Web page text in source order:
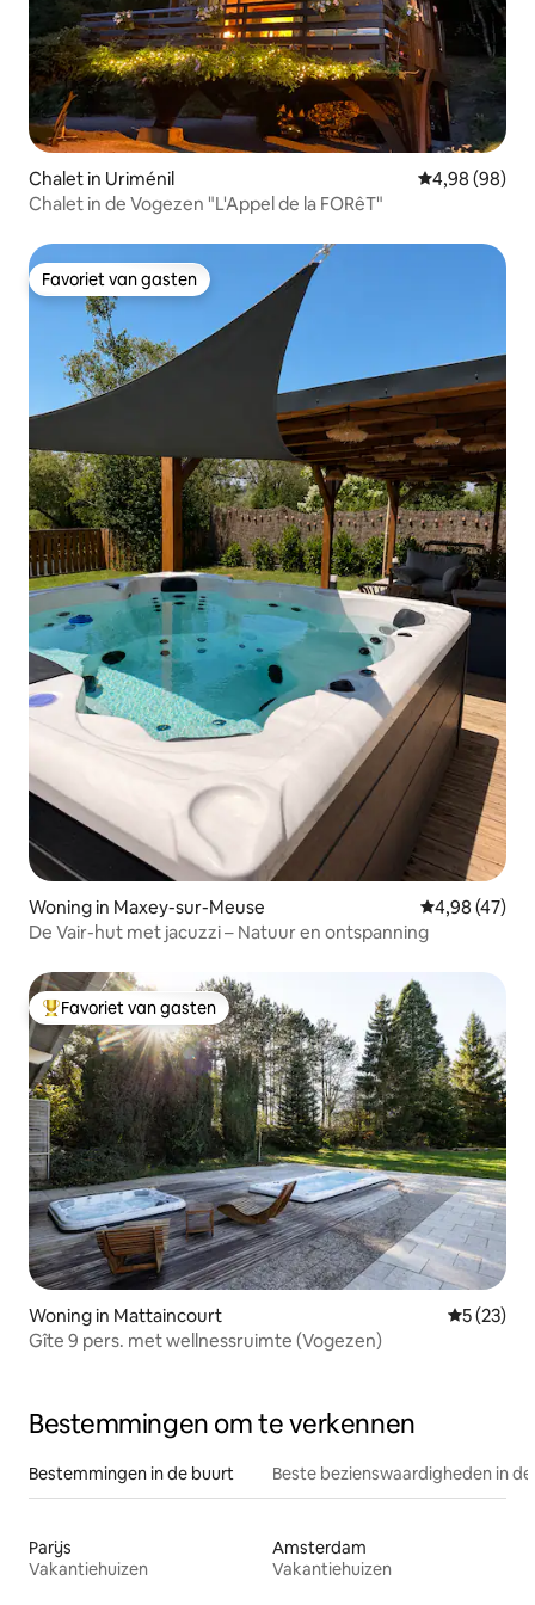
Chalet in Uriménil Gemiddelde
4,98 (98)
Chalet in de Vogezen "L'Appel de la FORêT"
Favoriet van gasten
Favoriet van gasten
Woning in Maxey-sur-Meuse Gemiddelde
4,98 (47)
De Vair-hut met jacuzzi – Natuur en ontspanning
Topfavoriet van gasten
Favoriet van gasten
Woning in Mattaincourt
5 (23)
Gîte 9 pers. met wellnessruimte (Vogezen)
Bestemmingen om te verkennen
Bestemmingen in de buurt Beste bezienswaardigheden in
Parijs
Vakantiehuizen
Amsterdam
Vakantiehuizen